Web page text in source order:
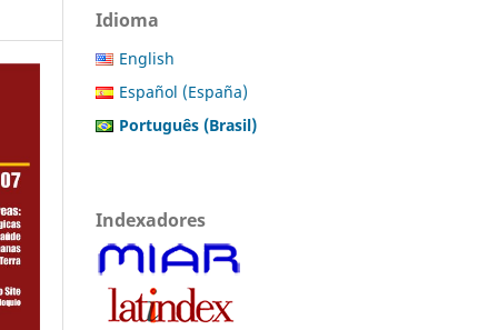
Idioma
English
Español (España)
Português (Brasil)
Indexadores